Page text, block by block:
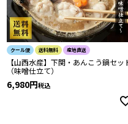
クール便 送料無料 産地直送
【山西水産】下関・あんこう鍋セッ
（味噌仕立て）
6,980 税込